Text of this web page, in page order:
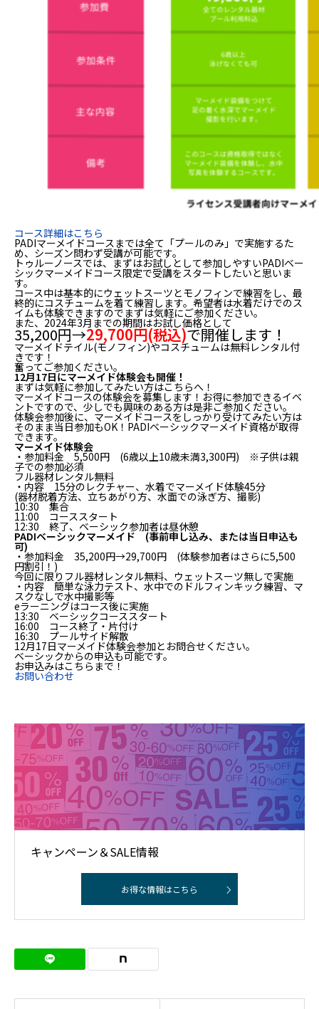
コース詳細はこちら
PADIマーメイドコースまでは全て「プールのみ」で実施するた
め、シーズン問わず受講が可能です。
トゥルーノースでは、まずはお試しとして参加しやすいPADIベー
シックマーメイドコース限定で受講をスタートしたいと思いま
す。
コース中は基本的にウェットスーツとモノフィンで練習をし、最
終的にコスチュームを着て練習します。希望者は水着だけでのス
イムも体験できますのでまずは気軽にご参加ください。
また、2024年3月までの期間はお試し価格として
35,200円→29,700円(税込)で開催します！
マーメイドテイル(モノフィン)やコスチュームは無料レンタル付
きです！
奮ってご参加ください。
12月17日にマーメイド体験会も開催！
まずは気軽に参加してみたい方はこちらへ！
マーメイドコースの体験会を募集します！お得に参加できるイベ
ントですので、少しでも興味のある方は是非ご参加ください。
体験会参加後に、マーメイドコースをしっかり受けてみたい方は
そのまま当日参加もOK！PADIベーシックマーメイド資格が取得
できます。
マーメイド体験会
・参加料金 5,500円 (6歳以上10歳未満3,300円) ※子供は親
子での参加必須
フル器材レンタル無料
・内容 15分のレクチャー、水着でマーメイド体験45分
(器材脱着方法、立ちあがり方、水面での泳ぎ方、撮影)
10:30 集合
11:00 コーススタート
12:30 終了、ベーシック参加者は昼休憩
PADIベーシックマーメイド (事前申し込み、または当日申込も
可)
・参加料金 35,200円→29,700円 (体験参加者はさらに5,500
円割引！)
今回に限りフル器材レンタル無料、ウェットスーツ無しで実施
・内容 簡単な泳力テスト、水中でのドルフィンキック練習、マ
スクなしで水中撮影等
eラーニングはコース後に実施
13:30 ベーシックコーススタート
16:00 コース終了・片付け
16:30 プールサイド解散
12月17日マーメイド体験会参加とお問合せください。
ベーシックからの申込も可能です。
お申込みはこちらまで！
お問い合わせ
キャンペーン＆SALE情報
お得な情報はこちら